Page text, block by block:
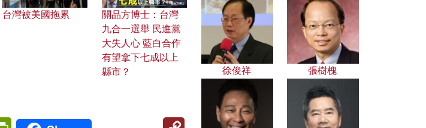
台灣被美國拖累
關品方博士：台灣
九合一選舉 民進黨
大失人心 藍白合作
有望拿下七成以上
縣市？
PrintFriendly
徐俊祥 張樹槐